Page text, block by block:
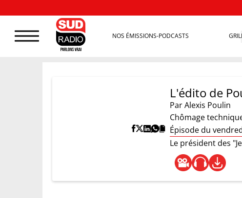
NOS ÉMISSIONS-PODCASTS
L'édito de
ParAlexis Poulin
Chômage
Épisode du
Le président des